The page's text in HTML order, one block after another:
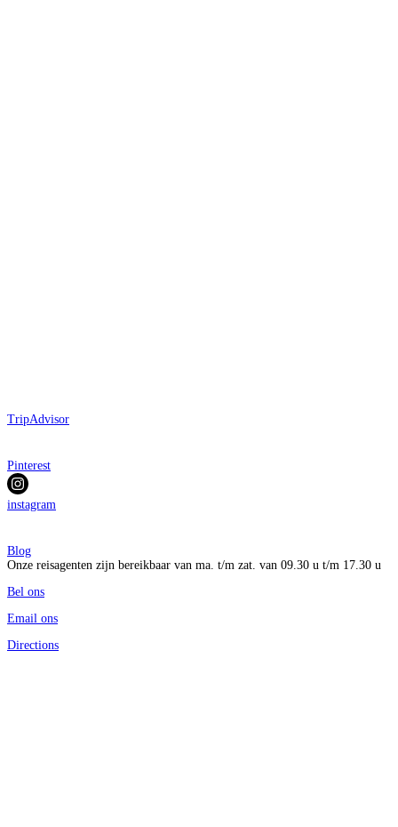
TripAdvisor
Pinterest
instagram
Blog
Onze reisagenten zijn bereikbaar van ma. t/m zat. van 09.30 u t/m 17.30 u
Bel ons
Email ons
Directions